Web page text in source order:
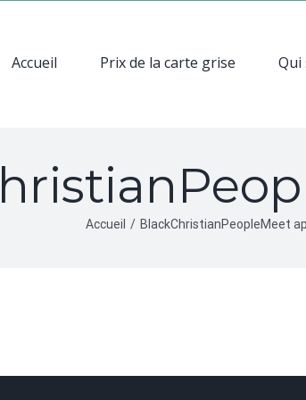
Accueil Prix de la carte grise Qui
Accueil / BlackChristianPeopleMeet